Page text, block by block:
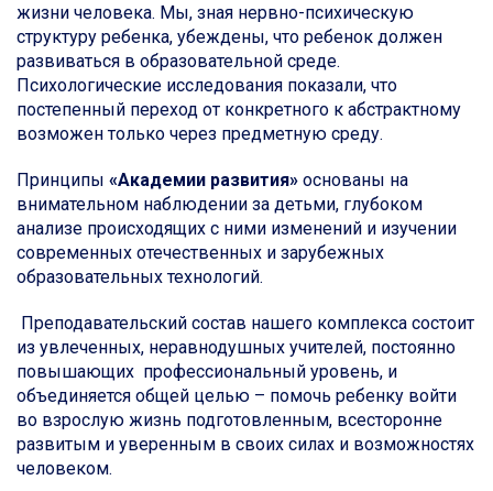
жизни человека. Мы, зная нервно-психическую
структуру ребенка, убеждены, что ребенок должен
развиваться в образовательной среде.
Психологические исследования показали, что
постепенный переход от конкретного к абстрактному
возможен только через предметную среду.
Принципы «Академии развития» основаны на
внимательном наблюдении за детьми, глубоком
анализе происходящих с ними изменений и изучении
современных отечественных и зарубежных
образовательных технологий.
Преподавательский состав нашего комплекса состоит
из увлеченных, неравнодушных учителей, постоянно
повышающих профессиональный уровень, и
объединяется общей целью – помочь ребенку войти
во взрослую жизнь подготовленным, всесторонне
развитым и уверенным в своих силах и возможностях
человеком.